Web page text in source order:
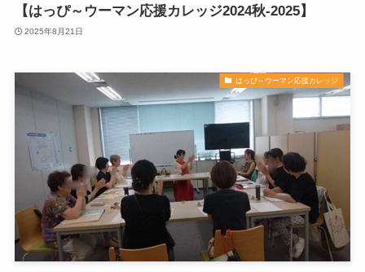
【はっぴ～ウーマン応援カレッジ2024秋-2025】
2025年8月21日
はっぴ～ウーマン応援カレッジ